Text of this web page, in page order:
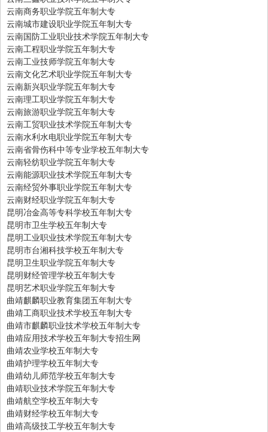
云南商务职业学院五年制大专
云南城市建设职业学院五年制大专
云南国防工业职业技术学院五年制大专
云南工程职业学院五年制大专
云南工业技师学院五年制大专
云南文化艺术职业学院五年制大专
云南新兴职业学院五年制大专
云南理工职业学院五年制大专
云南旅游职业学院五年制大专
云南工贸职业技术学院五年制大专
云南水利水电职业学院五年制大专
云南省骨伤科中等专业学校五年制大专
云南轻纺职业学院五年制大专
云南能源职业技术学院五年制大专
云南经贸外事职业学院五年制大专
云南财经职业学院五年制大专
昆明冶金高等专科学校五年制大专
昆明市卫生学校五年制大专
昆明工业职业技术学院五年制大专
昆明市台湘科技学校五年制大专
昆明卫生职业学院五年制大专
昆明财经管理学校五年制大专
昆明艺术职业学院五年制大专
曲靖麒麟职业教育集团五年制大专
曲靖工商职业技术学校五年制大专
曲靖市麒麟职业技术学校五年制大专
曲靖应用技术学校五年制大专招生网
曲靖农业学校五年制大专
曲靖护理学校五年制大专
曲靖幼儿师范学校五年制大专
曲靖职业技术学院五年制大专
曲靖航空学校五年制大专
曲靖财经学校五年制大专
曲靖高级技工学校五年制大专